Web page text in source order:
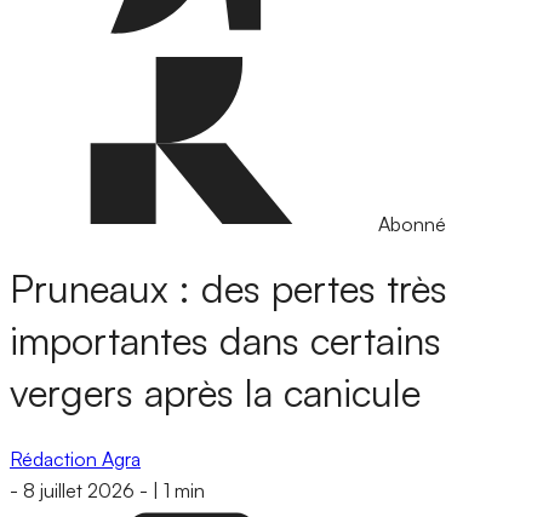
Abonné
Pruneaux : des pertes très
importantes dans certains
vergers après la canicule
Rédaction Agra
- 8 juillet 2026 - 1 min